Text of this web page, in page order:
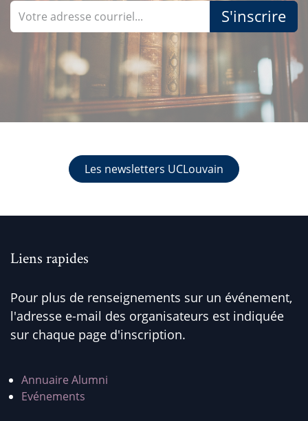
S'inscrire
Les newsletters UCLouvain
Liens rapides
Pour plus de renseignements sur un événement,
l'adresse e-mail des organisateurs est indiquée
sur chaque page d'inscription.
Annuaire Alumni
Evénements